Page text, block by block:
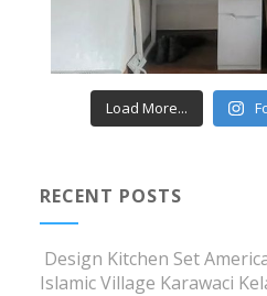
Load More...
RECENT POSTS
Design Kitchen Set
Islamic Village Karawaci